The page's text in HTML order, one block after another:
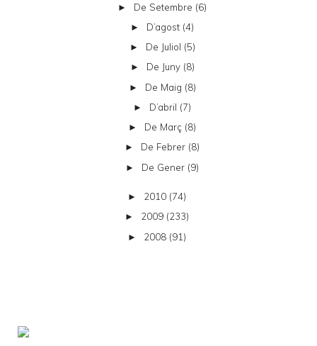
► De Setembre (6)
► D’agost (4)
► De Juliol (5)
► De Juny (8)
► De Maig (8)
► D’abril (7)
► De Març (8)
► De Febrer (8)
► De Gener (9)
► 2010 (74)
► 2009 (233)
► 2008 (91)